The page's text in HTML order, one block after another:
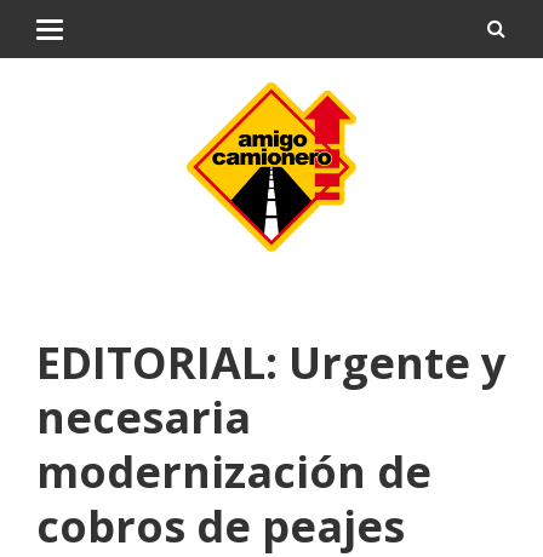
EDITORIAL: Urgente y
necesaria
modernización de
cobros de peajes